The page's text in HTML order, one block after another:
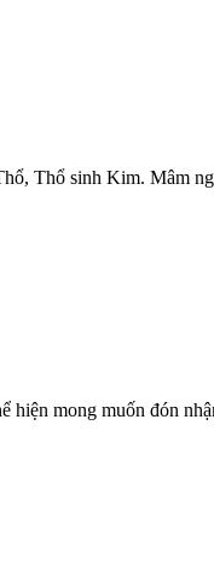
Thổ sinh Kim. Mâm
hiện mong muốn đón